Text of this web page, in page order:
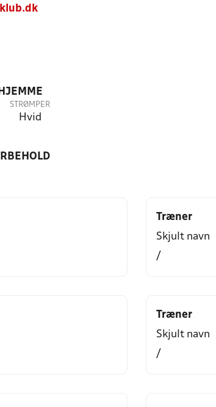
STRØMPER
Hvid
Træner
Skjult navn
/
Træner
Skjult navn
/